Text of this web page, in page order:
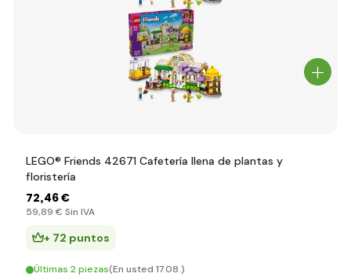
LEGO® Friends 42671 Cafetería llena de plantas y
floristería
72,46 €
59,89 € Sin IVA
+ 72 puntos
Últimas 2 piezas(En usted 17.08.)